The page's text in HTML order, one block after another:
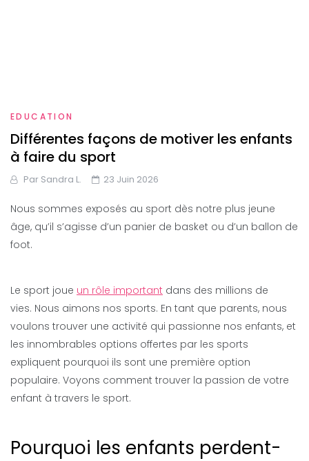
EDUCATION
Différentes façons de motiver les enfants
à faire du sport
Par Sandra L. 23 Juin 2026
Nous sommes exposés au sport dès notre plus jeune
âge, qu’il s’agisse d’un panier de basket ou d’un ballon de
foot.
Le sport joue un rôle important dans des millions de
vies. Nous aimons nos sports. En tant que parents, nous
voulons trouver une activité qui passionne nos enfants, et
les innombrables options offertes par les sports
expliquent pourquoi ils sont une première option
populaire. Voyons comment trouver la passion de votre
enfant à travers le sport.
Pourquoi les enfants perdent-